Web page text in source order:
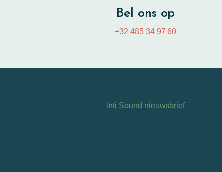
Bel ons op
+32 485 34 97 60
Inti Sound nieuwsbrief